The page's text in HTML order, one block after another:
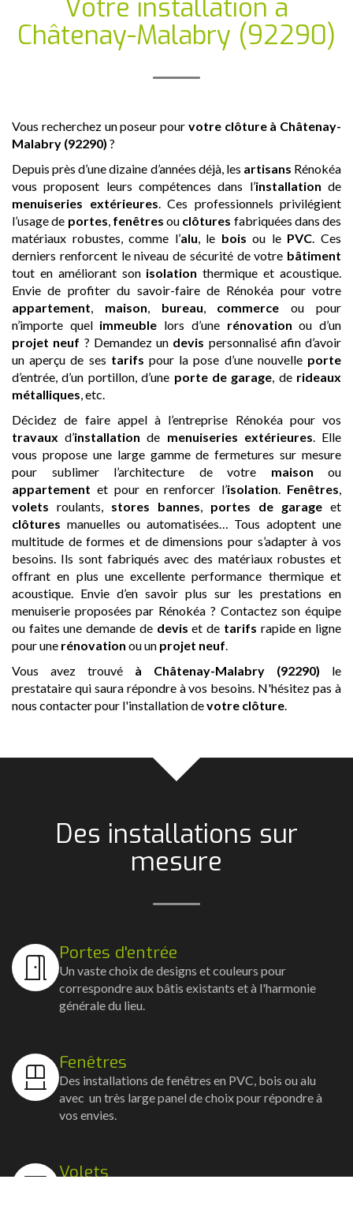
Votre installation à
Châtenay-Malabry (92290)
Vous recherchez un poseur pour votre clôture à Châtenay-
Malabry (92290) ?
Depuis près d’une dizaine d’années déjà, les artisans Rénokéa
vous proposent leurs compétences dans l’installation de
menuiseries extérieures. Ces professionnels privilégient
l’usage de portes, fenêtres ou clôtures fabriquées dans des
matériaux robustes, comme l’alu, le bois ou le PVC. Ces
derniers renforcent le niveau de sécurité de votre bâtiment
tout en améliorant son isolation thermique et acoustique.
Envie de profiter du savoir-faire de Rénokéa pour votre
appartement, maison, bureau, commerce ou pour
n’importe quel immeuble lors d’une rénovation ou d’un
projet neuf ? Demandez un devis personnalisé afin d’avoir
un aperçu de ses tarifs pour la pose d’une nouvelle porte
d’entrée, d’un portillon, d’une porte de garage, de rideaux
métalliques, etc.
Décidez de faire appel à l’entreprise Rénokéa pour vos
travaux d’installation de menuiseries extérieures. Elle
vous propose une large gamme de fermetures sur mesure
pour sublimer l’architecture de votre maison ou
appartement et pour en renforcer l’isolation. Fenêtres,
volets roulants, stores bannes, portes de garage et
clôtures manuelles ou automatisées… Tous adoptent une
multitude de formes et de dimensions pour s’adapter à vos
besoins. Ils sont fabriqués avec des matériaux robustes et
offrant en plus une excellente performance thermique et
acoustique. Envie d’en savoir plus sur les prestations en
menuiserie proposées par Rénokéa ? Contactez son équipe
ou faites une demande de devis et de tarifs rapide en ligne
pour une rénovation ou un projet neuf.
Vous avez trouvé à Châtenay-Malabry (92290) le
prestataire qui saura répondre à vos besoins. N'hésitez pas à
nous contacter pour l'installation devotre clôture.
Des installations sur
mesure
Portes d'entrée
Un vaste choix de designs et couleurs pour
correspondre aux bâtis existants et à l'harmonie
générale du lieu.
Fenêtres
Des installations de fenêtres en PVC, bois ou alu
avec un très large panel de choix pour répondre à
vos envies.
Volets